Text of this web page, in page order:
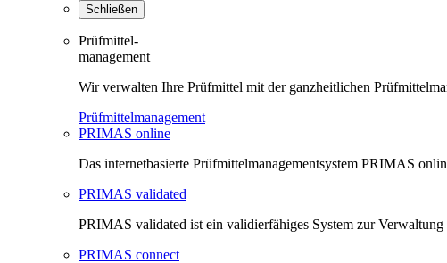
Schließen
Prüfmittel-
management
Wir verwalten Ihre Prüfmittel mit der ganzheitlichen
Prüfmittelmanagement
PRIMAS online
Das internetbasierte Prüfmittelmanagementsystem PRIMAS
PRIMAS validated
PRIMAS validated ist ein validierfähiges System zur
PRIMAS connect